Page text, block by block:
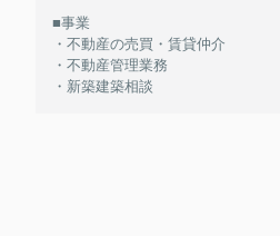
■事業
・不動産の売買・賃貸仲介
・不動産管理業務
・新築建築相談